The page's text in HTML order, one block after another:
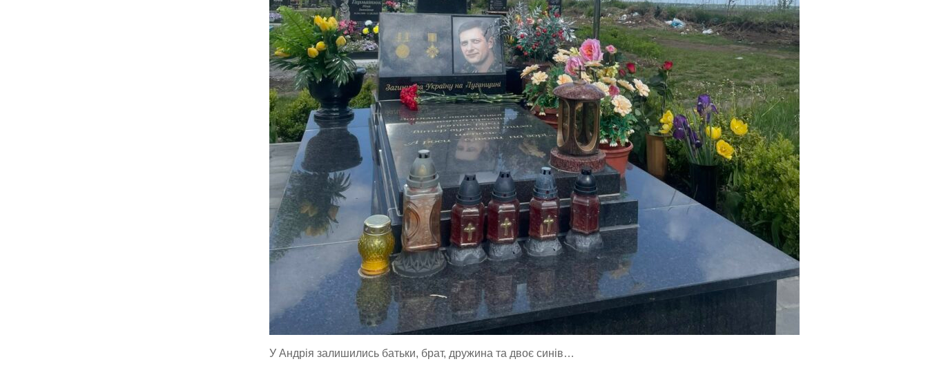
У Андрія залишились батьки, брат, дружина та двоє синів…